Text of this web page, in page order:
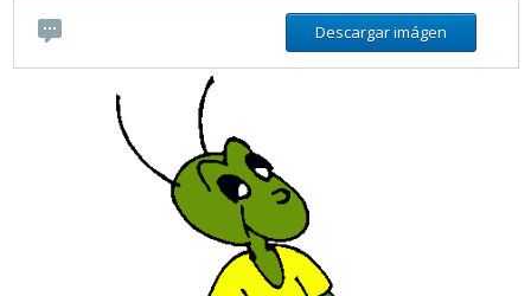
Descargar imágen